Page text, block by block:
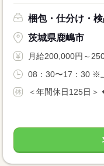
梱包・仕分け・
茨城県鹿嶋市
月給200,000円～
08：30〜17：30 ※
＜年間休日125日